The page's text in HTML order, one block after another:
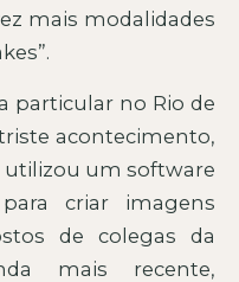
mais modalidades
particular no Rio de
acontecimento,
um software
criar imagens
de colegas da
mais recente,